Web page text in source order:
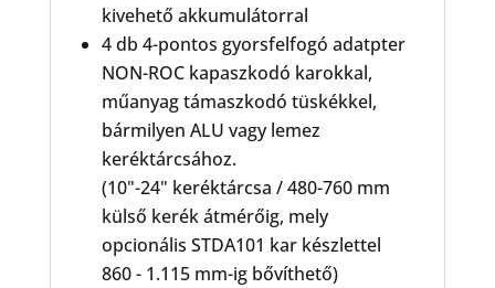
kivehető akkumulátorral
4 db 4-pontos gyorsfelfogó adatpter
NON-ROC kapaszkodó karokkal,
műanyag támaszkodó tüskékkel,
bármilyen ALU vagy lemez
keréktárcsához.
(10"-24" keréktárcsa / 480-760 mm
külső kerék átmérőig, mely
opcionális STDA101 kar készlettel
860 - 1.115 mm-ig bővíthető)